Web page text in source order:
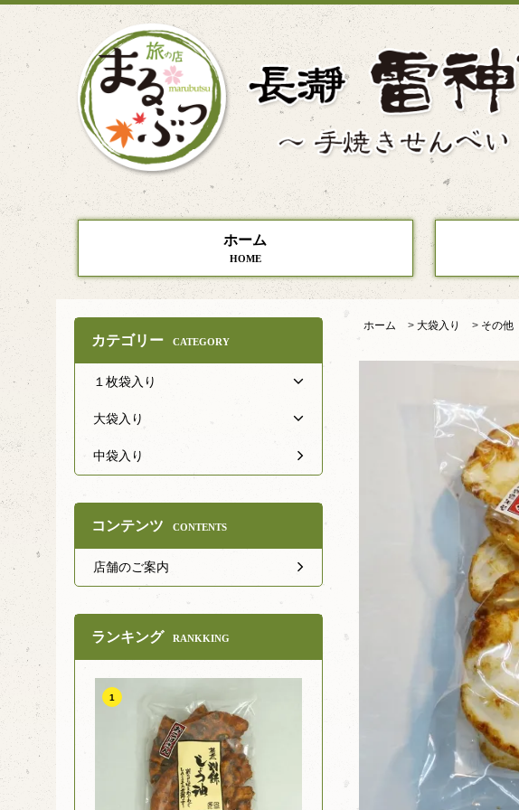
ホーム
HOME
ホーム > 大袋入り > その他
カテゴリー CATEGORY
１枚袋入り
大袋入り
中袋入り
コンテンツ CONTENTS
店舗のご案内
ランキング RANKKING
1